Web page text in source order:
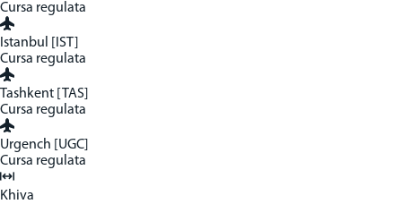
Cursa regulata
Istanbul [IST]
Cursa regulata
Tashkent [TAS]
Cursa regulata
Urgench [UGC]
Cursa regulata
Khiva